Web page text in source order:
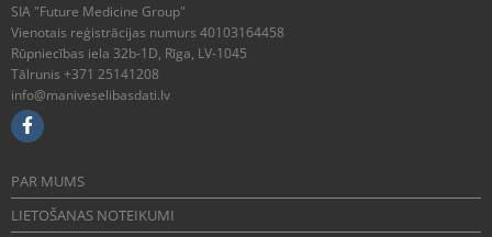
SIA "Future Medicine Group"
Vienotais reģistrācijas numurs 40103164458
Rūpniecības iela 32b-1D, Rīga, LV-1045
Tālrunis +371 25141208
info@maniveselibasdati.lv
PAR MUMS
LIETOŠANAS NOTEIKUMI